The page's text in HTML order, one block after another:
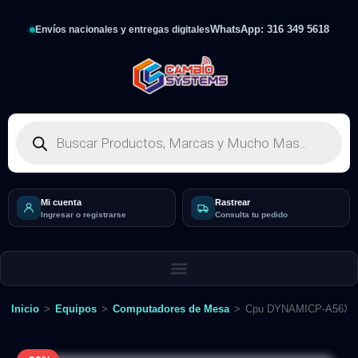
Envíos nacionales y entregas digitalesWhatsApp: 316 349 5618
Mi cuenta
Ingresar o registrarse
Rastrear
Consulta tu pedido
Inicio > Equipos > Computadores de Mesa > Cpu DYNAMICP-